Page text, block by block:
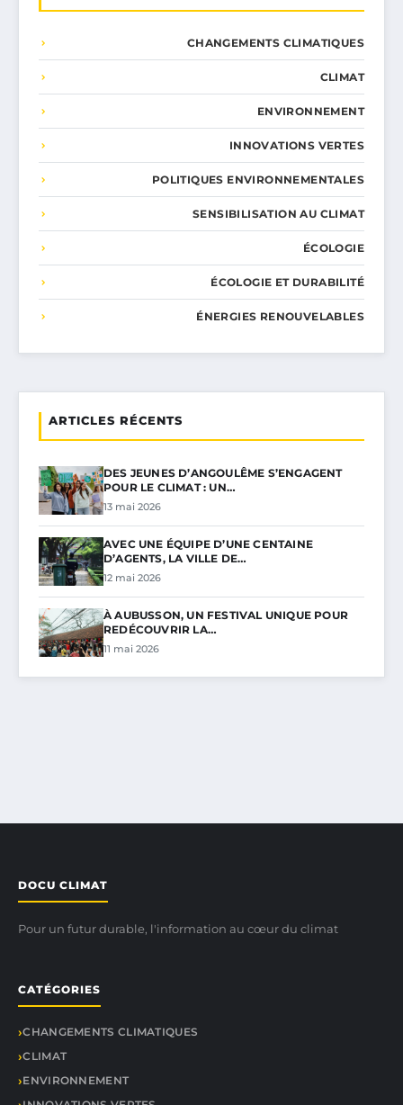
CHANGEMENTS CLIMATIQUES
CLIMAT
ENVIRONNEMENT
INNOVATIONS VERTES
POLITIQUES ENVIRONNEMENTALES
SENSIBILISATION AU CLIMAT
ÉCOLOGIE
ÉCOLOGIE ET DURABILITÉ
ÉNERGIES RENOUVELABLES
ARTICLES RÉCENTS
DES JEUNES D’ANGOULÊME S’ENGAGENT
POUR LE CLIMAT : UN…
13 mai 2026
AVEC UNE ÉQUIPE D’UNE CENTAINE
D’AGENTS, LA VILLE DE…
12 mai 2026
À AUBUSSON, UN FESTIVAL UNIQUE POUR
REDÉCOUVRIR LA…
11 mai 2026
DOCU CLIMAT
Pour un futur durable, l'information au cœur du climat
CATÉGORIES
CHANGEMENTS CLIMATIQUES
CLIMAT
ENVIRONNEMENT